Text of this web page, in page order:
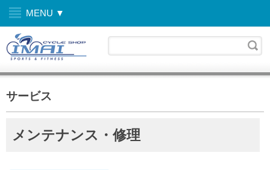
MENU ▼
サービス
メンテナンス・修理